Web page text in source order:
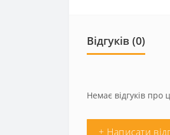
Відгуків (0)
Немає відгуків про
+ Написати